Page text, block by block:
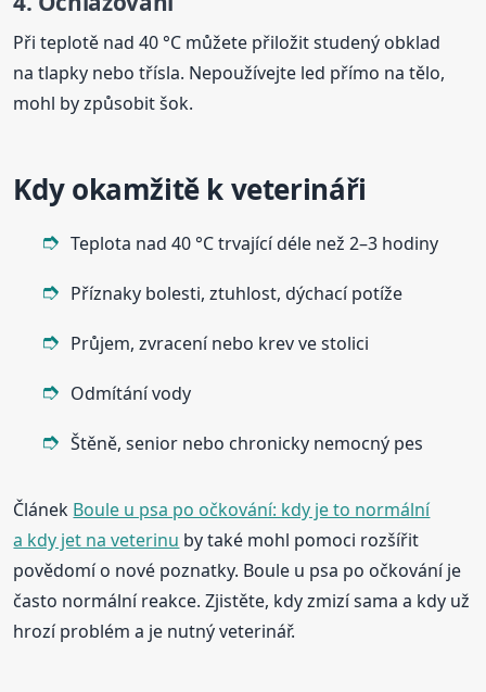
Při teplotě nad 40 °C můžete přiložit studený obklad
na tlapky nebo třísla. Nepoužívejte led přímo na tělo,
mohl by způsobit šok.
Kdy okamžitě k veterináři
Teplota nad 40 °C trvající déle než 2–3 hodiny
Příznaky bolesti, ztuhlost, dýchací potíže
Průjem, zvracení nebo krev ve stolici
Odmítání vody
Štěně, senior nebo chronicky nemocný pes
Článek Boule u psa po očkování: kdy je to normální
a kdy jet na veterinu by také mohl pomoci rozšířit
povědomí o nové poznatky. Boule u psa po očkování je
často normální reakce. Zjistěte, kdy zmizí sama a kdy už
hrozí problém a je nutný veterinář.